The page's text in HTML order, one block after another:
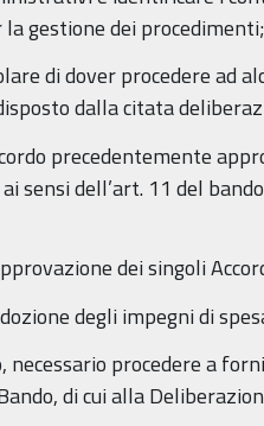
gestione dei procedimenti;
di dover procedere ad
dalla citata
precedentemente
sensi dell’art. 11 del
dei singoli
degli impegni di
procedere a
di cui alla